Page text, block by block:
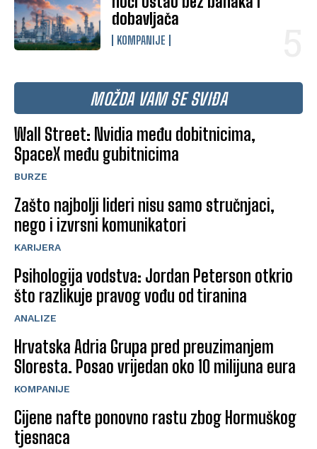
dobavljača
KOMPANIJE
MOŽDA VAM SE SVIĐA
Wall Street: Nvidia među dobitnicima,
SpaceX među gubitnicima
BURZE
Zašto najbolji lideri nisu samo stručnjaci,
nego i izvrsni komunikatori
KARIJERA
Psihologija vodstva: Jordan Peterson otkrio
što razlikuje pravog vođu od tiranina
ANALIZE
Hrvatska Adria Grupa pred preuzimanjem
Sloresta. Posao vrijedan oko 10 milijuna eura
KOMPANIJE
Cijene nafte ponovno rastu zbog Hormuškog
tjesnaca